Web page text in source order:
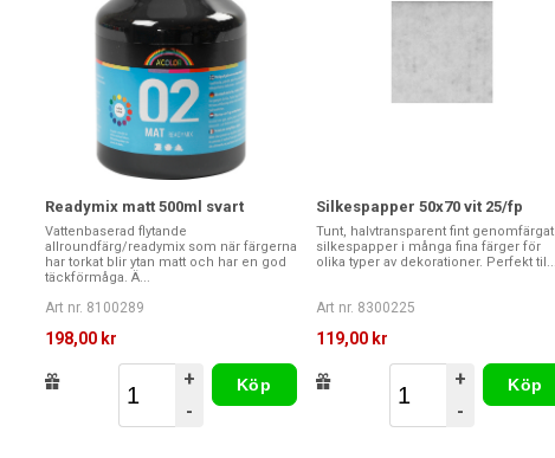
Readymix matt 500ml svart
Vattenbaserad flytande
allroundfärg/readymix som när färgerna
har torkat blir ytan matt och har en god
täckförmåga. Ä...
Art nr. 8100289
198,00 kr
+
-
Köp
Silkespapper 50x70 vit 25/fp
Tunt, halvtransparent fint genomfärgat
silkespapper i många fina färger för
olika typer av dekorationer. Perfekt til...
Art nr. 8300225
119,00 kr
+
-
Köp